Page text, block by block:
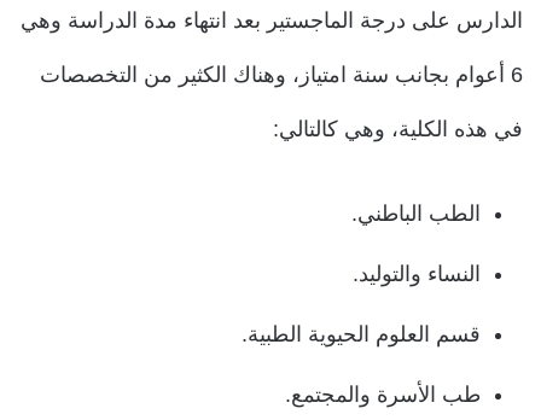
الدارس على درجة الماجستير بعد انتهاء مدة الدراسة وهي
6 أعوام بجانب سنة امتياز، وهناك الكثير من التخصصات
في هذه الكلية، وهي كالتالي:
الطب الباطني.
النساء والتوليد.
قسم العلوم الحيوية الطبية.
طب الأسرة والمجتمع.